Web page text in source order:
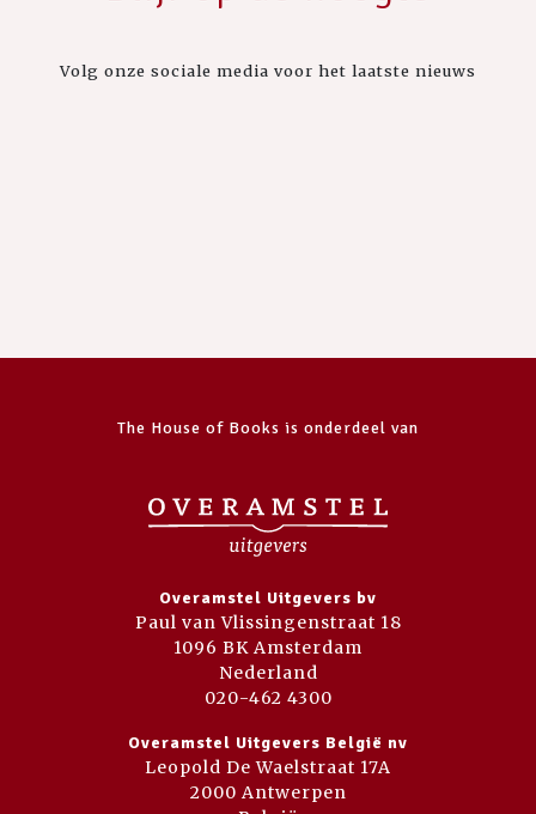
Volg onze sociale media voor het laatste nieuws
The House of Books is onderdeel van
Overamstel Uitgevers bv
Paul van Vlissingenstraat 18
1096 BK Amsterdam
Nederland
020-462 4300
Overamstel Uitgevers België nv
Leopold De Waelstraat 17A
2000 Antwerpen